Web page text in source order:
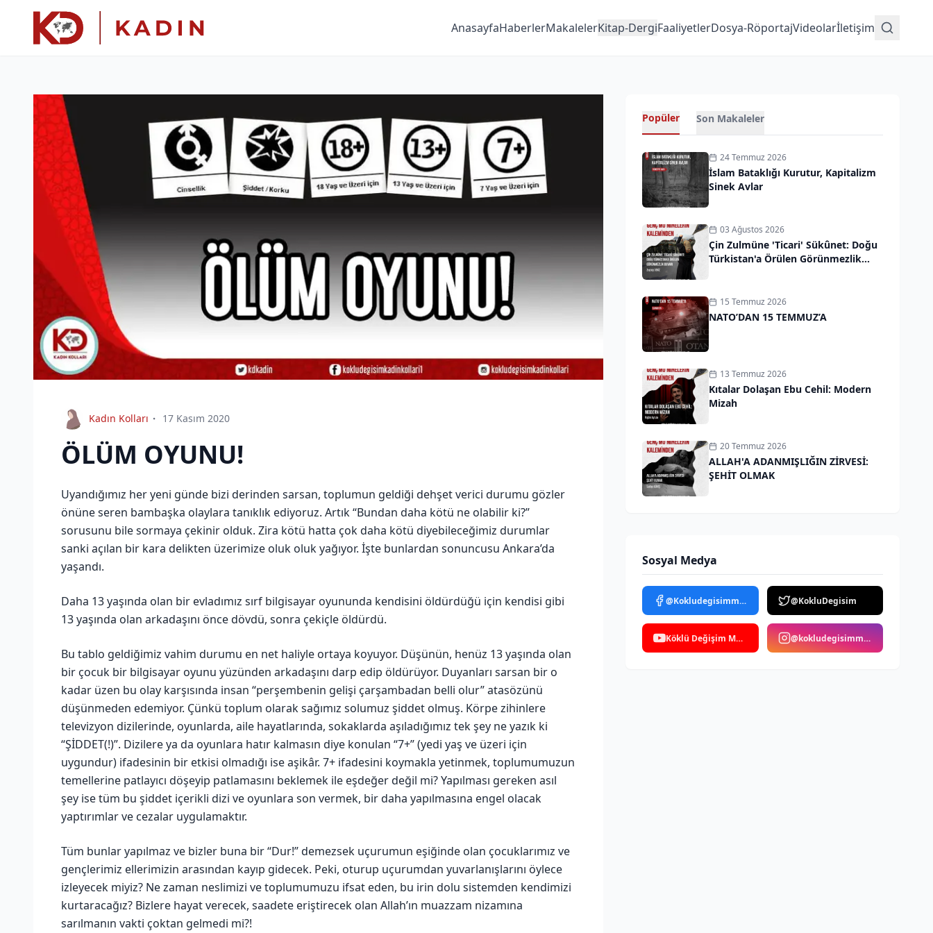
AnasayfaHaberlerMakalelerKitap-DergiFaaliyetlerDosya-RöportajVideolarİletişim
Kadın Kolları 17 Kasım 2020
ÖLÜM OYUNU!
Uyandığımız her yeni günde bizi derinden sarsan, toplumun geldiği dehşet verici durumu gözler
önüne seren bambaşka olaylara tanıklık ediyoruz. Artık “Bundan daha kötü ne olabilir ki?”
sorusunu bile sormaya çekinir olduk. Zira kötü hatta çok daha kötü diyebileceğimiz durumlar
sanki açılan bir kara delikten üzerimize oluk oluk yağıyor. İşte bunlardan sonuncusu Ankara’da
yaşandı.
Daha 13 yaşında olan bir evladımız sırf bilgisayar oyununda kendisini öldürdüğü için kendisi gibi
13 yaşında olan arkadaşını önce dövdü, sonra çekiçle öldürdü.
Bu tablo geldiğimiz vahim durumu en net haliyle ortaya koyuyor. Düşünün, henüz 13 yaşında olan
bir çocuk bir bilgisayar oyunu yüzünden arkadaşını darp edip öldürüyor. Duyanları sarsan bir o
kadar üzen bu olay karşısında insan “perşembenin gelişi çarşambadan belli olur” atasözünü
düşünmeden edemiyor. Çünkü toplum olarak sağımız solumuz şiddet olmuş. Körpe zihinlere
televizyon dizilerinde, oyunlarda, aile hayatlarında, sokaklarda aşıladığımız tek şey ne yazık ki
“ŞİDDET(!)”. Dizilere ya da oyunlara hatır kalmasın diye konulan “7+” (yedi yaş ve üzeri için
uygundur) ifadesinin bir etkisi olmadığı ise aşikâr. 7+ ifadesini koymakla yetinmek, toplumumuzun
temellerine patlayıcı döşeyip patlamasını beklemek ile eşdeğer değil mi? Yapılması gereken asıl
şey ise tüm bu şiddet içerikli dizi ve oyunlara son vermek, bir daha yapılmasına engel olacak
yaptırımlar ve cezalar uygulamaktır.
Tüm bunlar yapılmaz ve bizler buna bir “Dur!” demezsek uçurumun eşiğinde olan çocuklarımız ve
gençlerimiz ellerimizin arasından kayıp gidecek. Peki, oturup uçurumdan yuvarlanışlarını öylece
izleyecek miyiz? Ne zaman neslimizi ve toplumumuzu ifsat eden, bu irin dolu sistemden kendimizi
kurtaracağız? Bizlere hayat verecek, saadete eriştirecek olan Allah’ın muazzam nizamına
sarılmanın vakti çoktan gelmedi mi?!
Popüler Son Makaleler
24 Temmuz 2026
İslam Bataklığı Kurutur, Kapitalizm
Sinek Avlar
03 Ağustos 2026
Çin Zulmüne 'Ticari' Sükûnet: Doğu
Türkistan'a Örülen Görünmezlik
15 Temmuz 2026
NATO’DAN 15 TEMMUZ’A
13 Temmuz 2026
Kıtalar Dolaşan Ebu Cehil: Modern
Mizah
20 Temmuz 2026
ALLAH'A ADANMIŞLIĞIN ZİRVESİ:
ŞEHİT OLMAK
Sosyal Medya
@Kokludegisimmedya @KokluDegisim
Köklü Değişim Medya @kokludegisimmedya